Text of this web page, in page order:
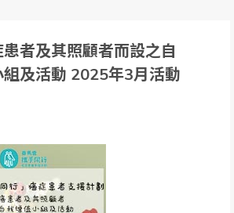
者及其照顧者而設之自
及活動 2025年3月活動